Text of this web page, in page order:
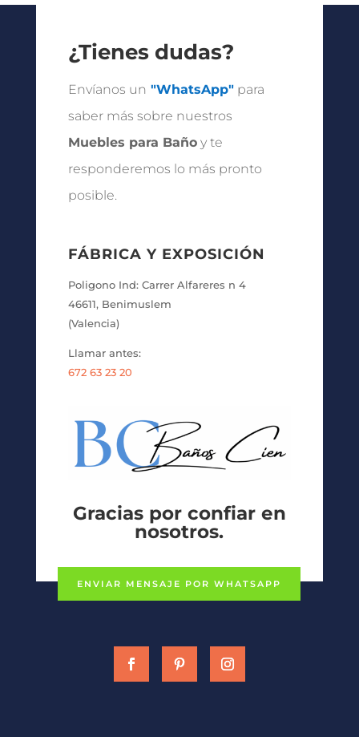
¿Tienes dudas?
Envíanos un "WhatsApp"para
saber más sobre nuestros
Muebles para Bañoy te
responderemos lo más pronto
posible.
FÁBRICA Y EXPOSICIÓN
Poligono Ind: Carrer Alfareres n 4
46611, Benimuslem
(Valencia)
Llamar antes:
672 63 23 20
Gracias por confiar en
nosotros.
ENVIAR MENSAJE POR WHATSAPP